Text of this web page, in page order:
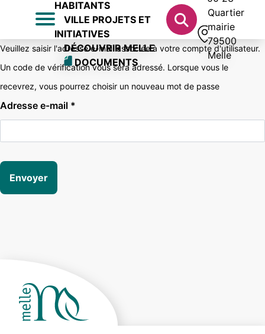
HABITANTS
VILLE PROJETS ET
INITIATIVES
DÉCOUVRIR MELLE
DOCUMENTS
Quartier
mairie
79500
Melle
Veuillez saisir l'adresse e-mail associée à votre compte d'utilisateur.
Un code de vérification vous sera adressé. Lorsque vous le
recevrez, vous pourrez choisir un nouveau mot de passe
Adresse e-mail *
Envoyer